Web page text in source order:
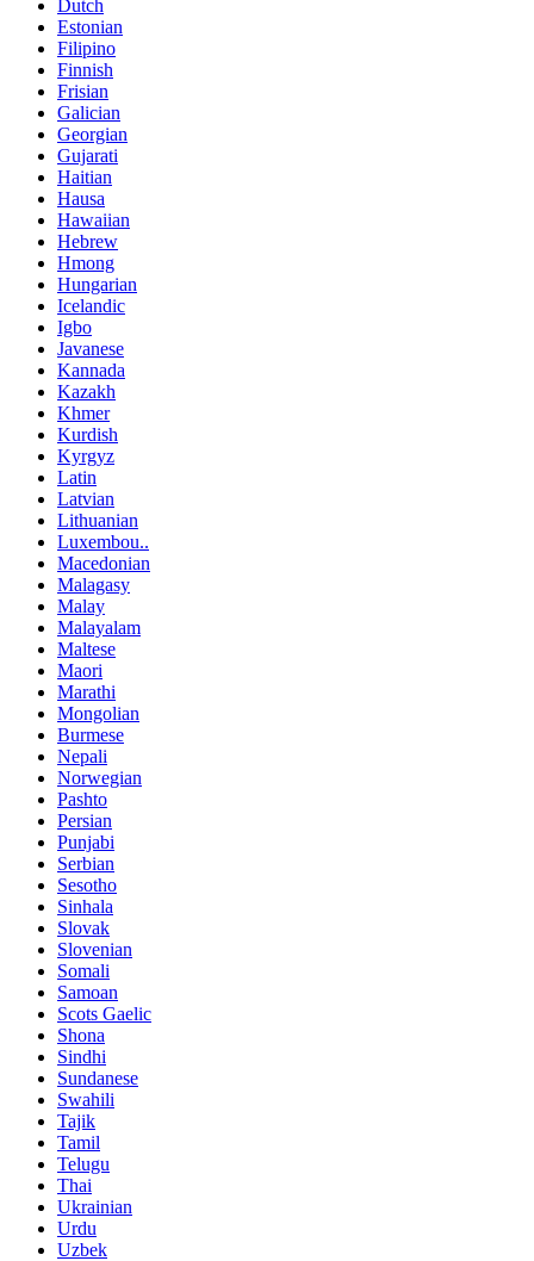
Dutch
Estonian
Filipino
Finnish
Frisian
Galician
Georgian
Gujarati
Haitian
Hausa
Hawaiian
Hebrew
Hmong
Hungarian
Icelandic
Igbo
Javanese
Kannada
Kazakh
Khmer
Kurdish
Kyrgyz
Latin
Latvian
Lithuanian
Luxembou..
Macedonian
Malagasy
Malay
Malayalam
Maltese
Maori
Marathi
Mongolian
Burmese
Nepali
Norwegian
Pashto
Persian
Punjabi
Serbian
Sesotho
Sinhala
Slovak
Slovenian
Somali
Samoan
Scots Gaelic
Shona
Sindhi
Sundanese
Swahili
Tajik
Tamil
Telugu
Thai
Ukrainian
Urdu
Uzbek